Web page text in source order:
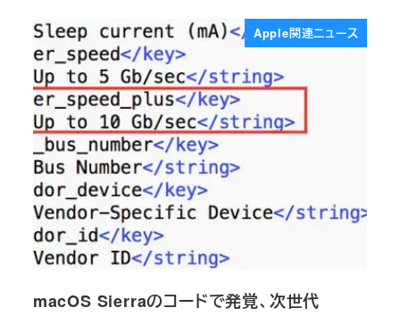
Apple関連ニュース
macOS Sierraのコードで発覚、次世代